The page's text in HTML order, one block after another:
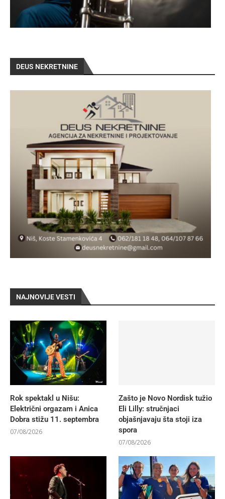
DEUS NEKRETNINE
NAJNOVIJE VESTI
Rok spektakl u Nišu:
Električni orgazam i Anica
Dobra stižu 11. septembra
07/08/2026
Zašto je Novo Nordisk tužio
Eli Lilly: stručnjaci
objašnjavaju šta stoji iza
spora
07/08/2026